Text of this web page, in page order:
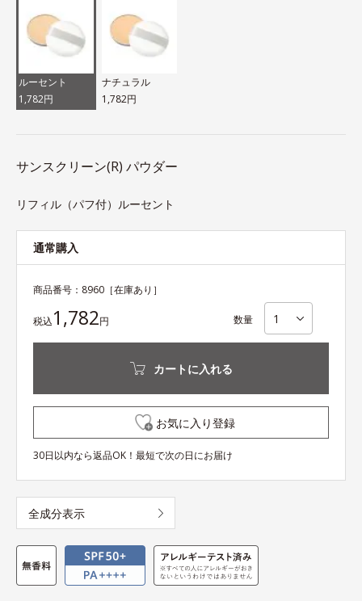
ルーセント
1,782円
ナチュラル
1,782円
サンスクリーン(R) パウダー
リフィル（パフ付）ルーセント
通常購入
商品番号： 8960 ［在庫あり］
税込1,782円 数量
カートに入れる
お気に入り登録
30日以内なら返品OK！最短で次の日にお届け
全成分表示